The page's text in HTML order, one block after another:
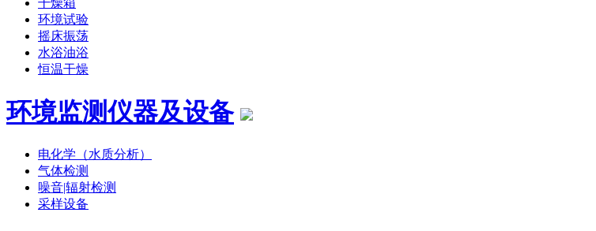
干燥箱
环境试验
摇床振荡
水浴油浴
恒温干燥
环境监测仪器及设备
电化学（水质分析）
气体检测
噪音|辐射检测
采样设备